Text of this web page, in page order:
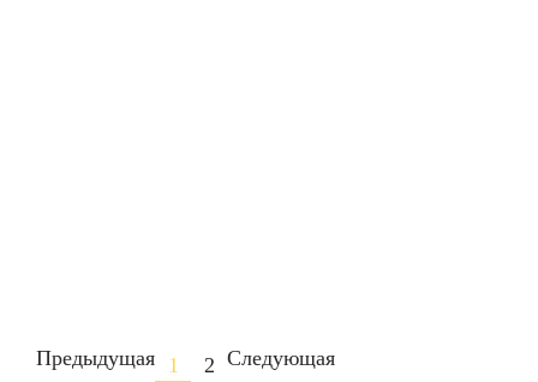
Предыдущая 1 2 Следующая